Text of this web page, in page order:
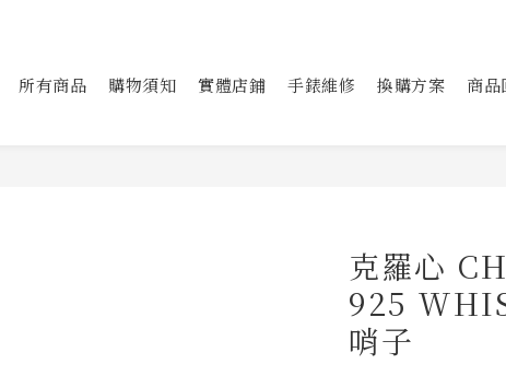
所有商品 購物須知 實體店鋪 手錶維修 換購方案 商品
克羅心
925
哨子